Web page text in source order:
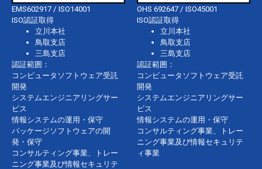
EMS602917 / ISO14001
ISO認証取得
立川本社
鳥取支店
三島支店
認証範囲：
コンピュータソフトウェア受託
開発
システムエンジニアリングサー
ビス
情報システムの運用・保守
パッケージソフトウェアの開
発・保守
コンサルティング事業、トレー
ニング事業及び情報セキュリテ
OHS 692647 / ISO45001
ISO認証取得
立川本社
鳥取支店
三島支店
認証範囲：
コンピュータソフトウェア受託
開発
システムエンジニアリングサー
ビス
情報システムの運用・保守
コンサルティング事業、トレー
ニング事業及び情報セキュリテ
ィ事業